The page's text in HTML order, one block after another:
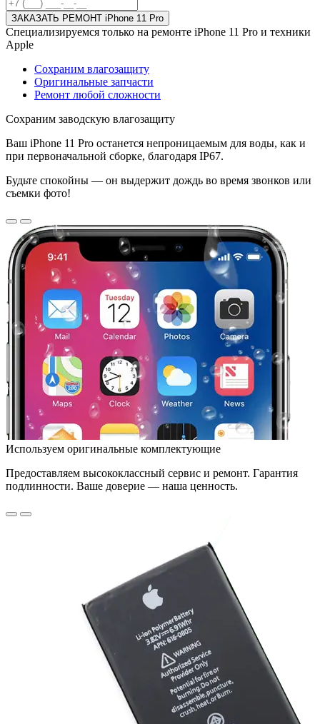
ЗАКАЗАТЬ РЕМОНТ iPhone 11 Pro
Специализируемся только на ремонте iPhone 11 Pro и техники
Apple
Сохраним влагозащиту
Оригинальные запчасти
Ремонт любой сложности
Сохраним заводскую влагозащиту
Ваш iPhone 11 Pro останется непроницаемым для воды, как и
при первоначальной сборке, благодаря IP67.
Будьте спокойны — он выдержит дождь во время звонков или
съемки фото!
Используем оригинальные комплектующие
Предоставляем высококлассный сервис и ремонт. Гарантия
подлинности. Ваше доверие — наша ценность.